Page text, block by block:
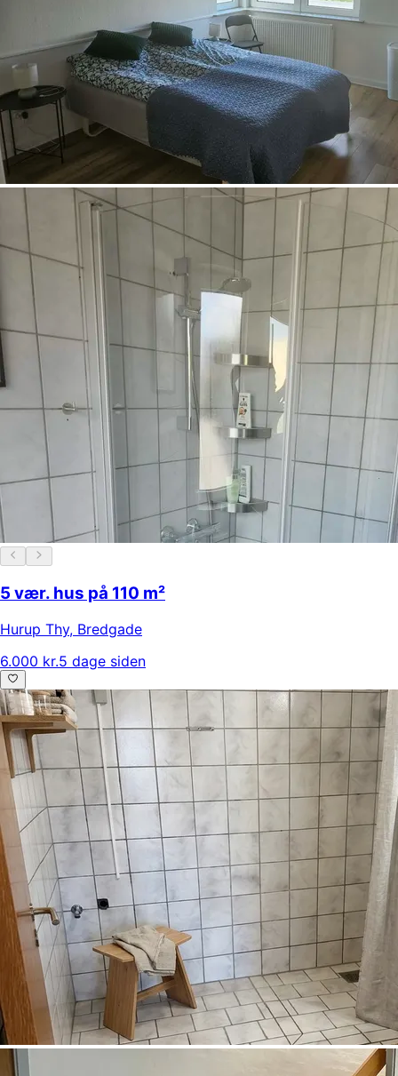
5 vær. hus på 110 m²
Hurup Thy, Bredgade
6.000 kr.5 dage siden